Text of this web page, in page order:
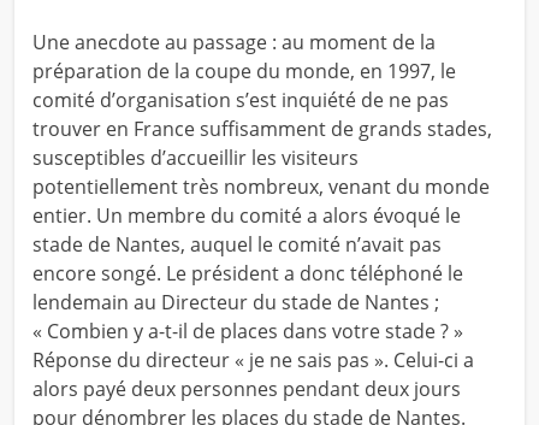
Une anecdote au passage : au moment de la
préparation de la coupe du monde, en 1997, le
comité d’organisation s’est inquiété de ne pas
trouver en France suffisamment de grands stades,
susceptibles d’accueillir les visiteurs
potentiellement très nombreux, venant du monde
entier. Un membre du comité a alors évoqué le
stade de Nantes, auquel le comité n’avait pas
encore songé. Le président a donc téléphoné le
lendemain au Directeur du stade de Nantes ;
« Combien y a-t-il de places dans votre stade ? »
Réponse du directeur « je ne sais pas ». Celui-ci a
alors payé deux personnes pendant deux jours
pour dénombrer les places du stade de Nantes.